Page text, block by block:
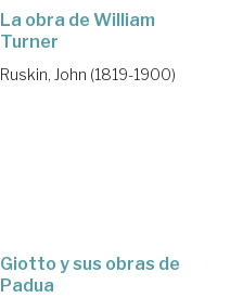
La obra de William
Turner
Ruskin, John (1819-1900)
Giotto y sus obras de
Padua